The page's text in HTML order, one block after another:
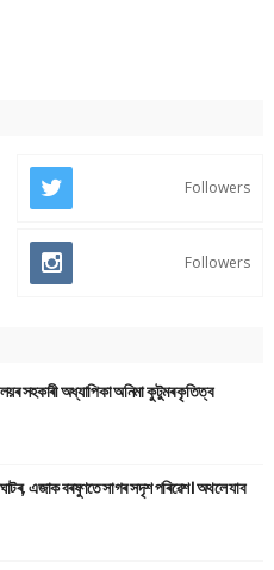
Followers
Followers
সহকাৰী অধ্যাপিকা অনিমা কুটুমৰ কৃতিত্ব
এজাক বৰষুণতে সাগৰ সদৃশ পৰিৱেশ। অথলে যাব